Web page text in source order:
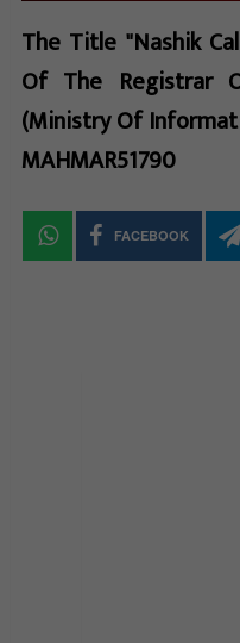
The Title "Nashik
Of The Registrar
(Ministry Of
MAHMAR51790
FACEBOOK